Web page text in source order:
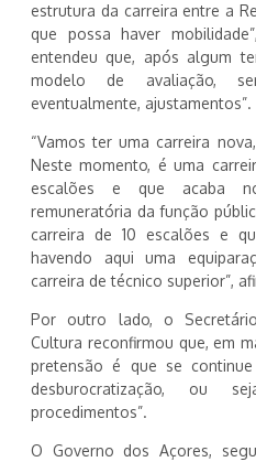
estrutura da carreira entre a
que possa haver
entendeu que, após algum
modelo de avaliação,
eventualmente, ajustamentos”.
“Vamos ter uma carreira
Neste momento, é uma
escalões e que acaba
remuneratória da função
carreira de 10 escalões e
havendo aqui uma
carreira de técnico superior”,
Por outro lado, o
Cultura reconfirmou que, em
pretensão é que se
desburocratização, ou
procedimentos”.
O Governo dos Açores,